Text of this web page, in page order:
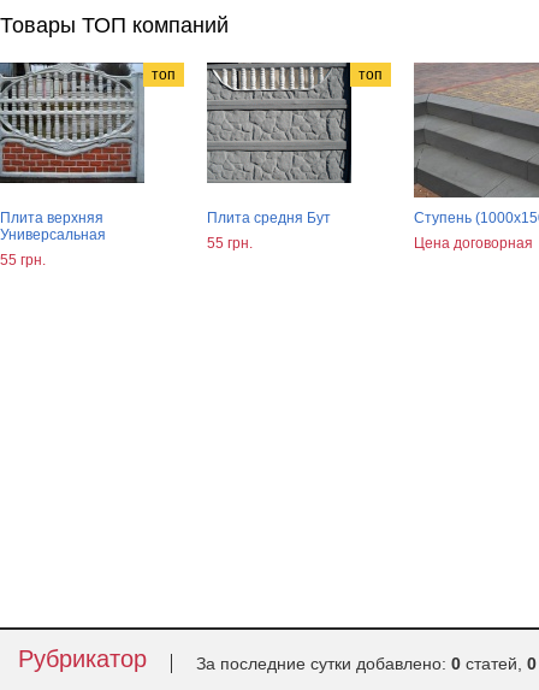
Товары ТОП компаний
топ
Плита верхняя
Универсальная
55 грн.
топ
Плита средня Бут
55 грн.
Ступень
Цена договорная
Рубрикатор За последние сутки добавлено: 0 статей, 0